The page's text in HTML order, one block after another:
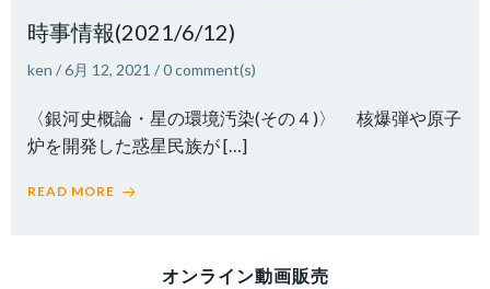
時事情報(2021/6/12)
ken /6月 12, 2021 /0comment(s)
〈銀河史概論・星の環境汚染(その４)〉 核爆弾や原子
炉を開発した惑星民族が […]
READ MORE
オンライン動画販売